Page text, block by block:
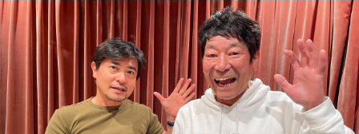
お知らせ
イベント・グッズ
YouTube
会社情報